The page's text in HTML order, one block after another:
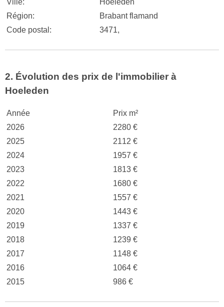
Région:
Brabant flamand
Code postal:
3471,
2. Évolution des prix de l'immobilier à
Hoeleden
Année
Prix m²
2026
2280 €
2025
2112 €
2024
1957 €
2023
1813 €
2022
1680 €
2021
1557 €
2020
1443 €
2019
1337 €
2018
1239 €
2017
1148 €
2016
1064 €
2015
986 €